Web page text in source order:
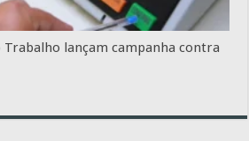
Trabalho lançam campanha contra